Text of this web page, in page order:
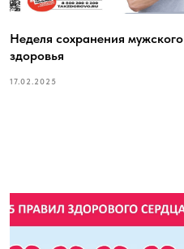
Неделя сохранения мужского
здоровья
17.02.2025